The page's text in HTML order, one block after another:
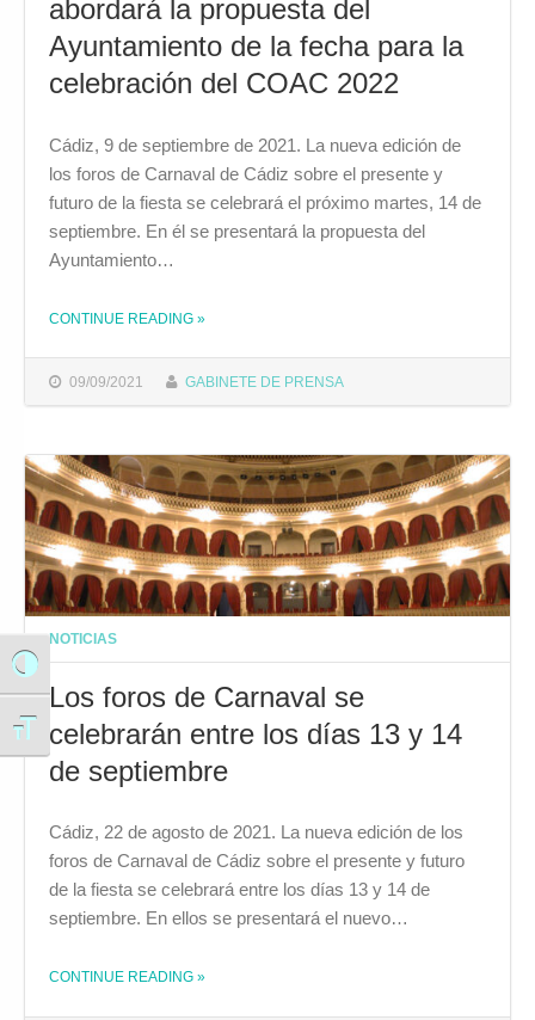
Alternar alto contraste
Alternar tamaño de letra
abordará la propuesta del
Ayuntamiento de la fecha para la
celebración del COAC 2022
09/09/2021 GABINETE DE PRENSA
Cádiz, 9 de septiembre de 2021. La nueva edición de
los foros de Carnaval de Cádiz sobre el presente y
futuro de la fiesta se celebrará el próximo martes, 14 de
septiembre. En él se presentará la propuesta del
Ayuntamiento…
CONTINUE READING
THE "EL FORO DE CARNAVAL DEL DÍA 14 ABORDARÁ LA PROPUESTA DEL AYUNTAMIENTO DE LA FECHA PARA LA CELEBRACIÓN DEL COAC 2022"
»
NOTICIAS
Los foros de Carnaval se
celebrarán entre los días 13 y 14
de septiembre
Cádiz, 22 de agosto de 2021. La nueva edición de los
foros de Carnaval de Cádiz sobre el presente y futuro
de la fiesta se celebrará entre los días 13 y 14 de
septiembre. En ellos se presentará el nuevo…
CONTINUE READING THE "LOS FOROS DE CARNAVAL SE CELEBRARÁN ENTRE LOS DÍAS 13 Y 14 DE SEPTIEMBRE"
»